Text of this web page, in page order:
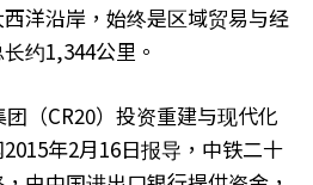
洋沿岸，始终是区域贸易与经
约1,344公里。
（CR20）投资重建与现代化
年2月16日报导，中铁二十